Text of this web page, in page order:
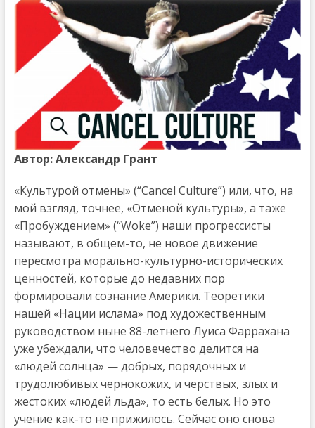
Автор: Александр Грант
«Культурой отмены» (“Cancel Culture”) или, что, на
мой взгляд, точнее, «Отменой культуры», а таже
«Пробуждением» (“Woke”) наши прогрессисты
называют, в общем-то, не новое движение
пересмотра морально-культурно-исторических
ценностей, которые до недавних пор
формировали сознание Америки. Теоретики
нашей «Нации ислама» под художественным
руководством ныне 88-летнего Луиса Фаррахана
уже убеждали, что человечество делится на
«людей солнца» — добрых, порядочных и
трудолюбивых чернокожих, и черствых, злых и
жестоких «людей льда», то есть белых. Но это
учение как-то не прижилось. Сейчас оно снова